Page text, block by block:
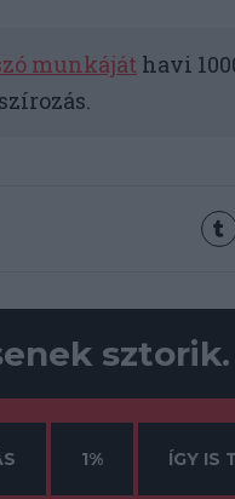
munkáját havi
sztorik.
1% ÍGY IS